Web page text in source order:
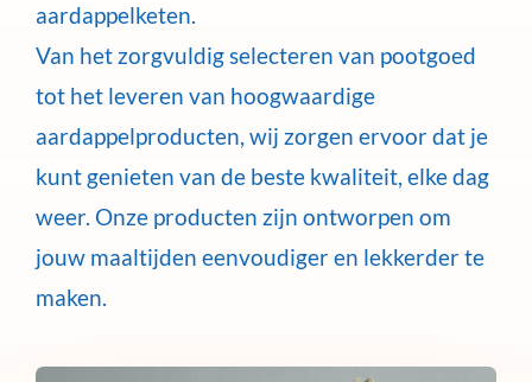
aardappelketen.
Van het zorgvuldig selecteren van pootgoed
tot het leveren van hoogwaardige
aardappelproducten, wij zorgen ervoor dat je
kunt genieten van de beste kwaliteit, elke dag
weer. Onze producten zijn ontworpen om
jouw maaltijden eenvoudiger en lekkerder te
maken.